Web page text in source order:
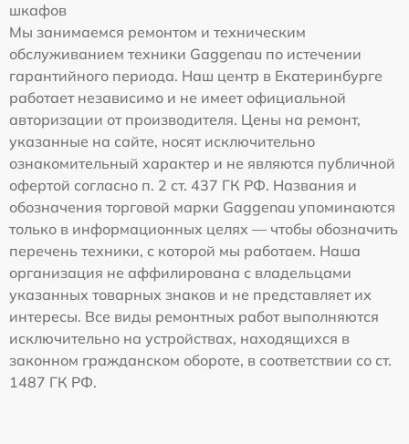
шкафов
Мы занимаемся ремонтом и техническим
обслуживанием техники Gaggenau по истечении
гарантийного периода. Наш центр в Екатеринбурге
работает независимо и не имеет официальной
авторизации от производителя. Цены на ремонт,
указанные на сайте, носят исключительно
ознакомительный характер и не являются публичной
офертой согласно п. 2 ст. 437 ГК РФ. Названия и
обозначения торговой марки Gaggenau упоминаются
только в информационных целях — чтобы обозначить
перечень техники, с которой мы работаем. Наша
организация не аффилирована с владельцами
указанных товарных знаков и не представляет их
интересы. Все виды ремонтных работ выполняются
исключительно на устройствах, находящихся в
законном гражданском обороте, в соответствии со ст.
1487 ГК РФ.